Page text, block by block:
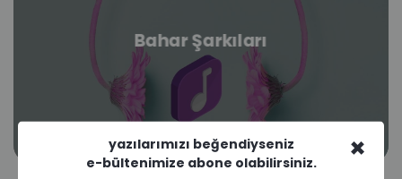
Bahar Şarkıları
×
yazılarımızı beğendiyseniz
e-bültenimize abone olabilirsiniz.